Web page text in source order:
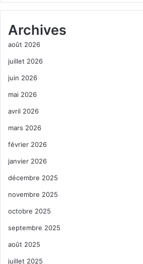
Archives
août 2026
juillet 2026
juin 2026
mai 2026
avril 2026
mars 2026
février 2026
janvier 2026
décembre 2025
novembre 2025
octobre 2025
septembre 2025
août 2025
juillet 2025